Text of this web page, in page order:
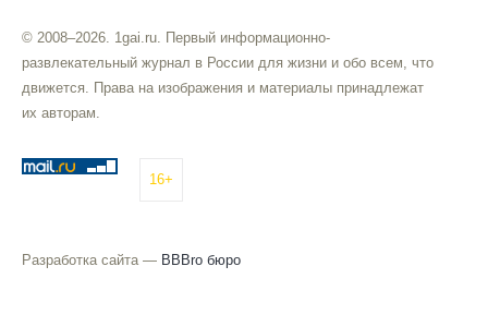
© 2008–2026. 1gai.ru. Первый информационно-
развлекательный журнал в России для жизни и обо всем, что
движется. Права на изображения и материалы принадлежат
их авторам.
16+
Разработка сайта — BBBro бюро